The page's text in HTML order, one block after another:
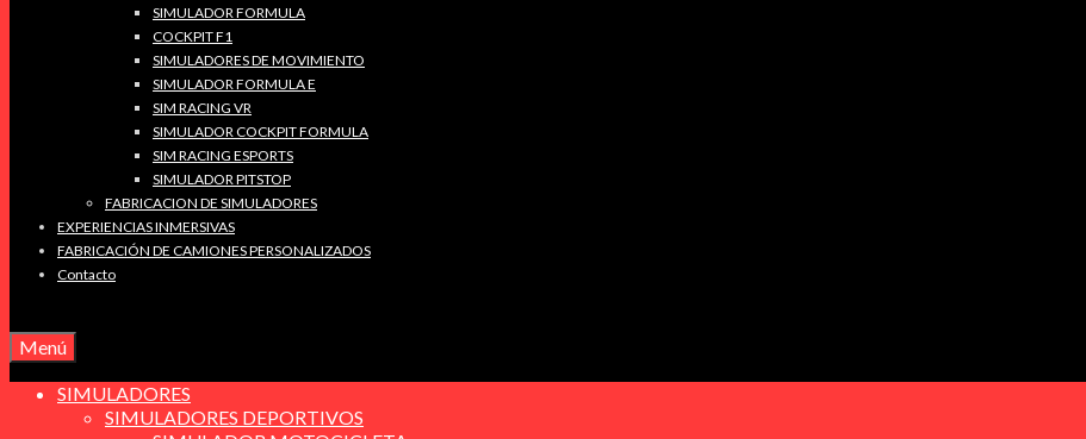
SIMULADOR FORMULA
COCKPIT F1
SIMULADORES DE MOVIMIENTO
SIMULADOR FORMULA E
SIM RACING VR
SIMULADOR COCKPIT FORMULA
SIM RACING ESPORTS
SIMULADOR PITSTOP
FABRICACION DE SIMULADORES
EXPERIENCIAS INMERSIVAS
FABRICACIÓN DE CAMIONES PERSONALIZADOS
Contacto
Menú
SIMULADORES
SIMULADORES DEPORTIVOS